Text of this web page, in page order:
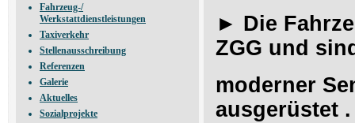
Fahrzeug-/
Werkstattdienstleistungen
Taxiverkehr
Stellenausschreibung
Referenzen
Galerie
Aktuelles
Sozialprojekte
► Die
ZGG und
moderner
ausgerüstet .